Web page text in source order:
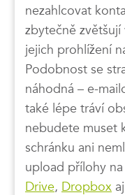
nezahlcovat
zbytečně
jejich prohlížení
Podobnost se
náhodná – e-
také lépe tráví
nebudete muset
schránku ani
upload přílohy
Drive, Dropbox